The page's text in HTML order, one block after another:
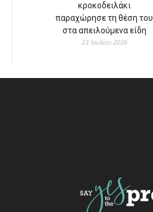
κροκοδειλάκι
παραχώρησε τη θέση του
στα απειλούμενα είδη
23 Ιουλίου 2026